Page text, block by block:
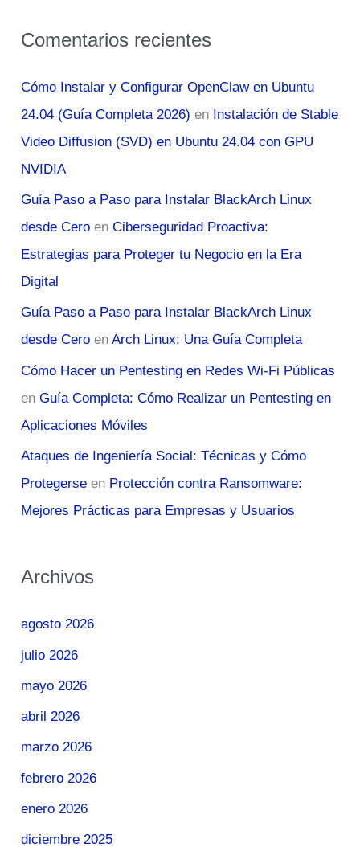
Comentarios recientes
Cómo Instalar y Configurar OpenClaw en Ubuntu
24.04 (Guía Completa 2026) en Instalación de Stable
Video Diffusion (SVD) en Ubuntu 24.04 con GPU
NVIDIA
Guía Paso a Paso para Instalar BlackArch Linux
desde Cero enCiberseguridad Proactiva:
Estrategias para Proteger tu Negocio en la Era
Digital
Guía Paso a Paso para Instalar BlackArch Linux
desde Cero enArch Linux: Una Guía Completa
Cómo Hacer un Pentesting en Redes Wi-Fi Públicas
enGuía Completa: Cómo Realizar un Pentesting en
Aplicaciones Móviles
Ataques de Ingeniería Social: Técnicas y Cómo
Protegerse en Protección contra Ransomware:
Mejores Prácticas para Empresas y Usuarios
Archivos
agosto 2026
julio 2026
mayo 2026
abril 2026
marzo 2026
febrero 2026
enero 2026
diciembre 2025